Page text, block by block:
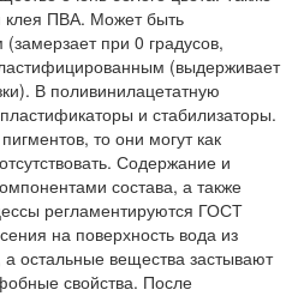
клея ПВА. Может быть
при 0 градусов,
(выдерживает
В поливинилацетатную
и стабилизаторы.
то они могут как
Содержание и
состава, а также
регламентируются ГОСТ
на поверхность вода из
остальные вещества застывают
свойства. После